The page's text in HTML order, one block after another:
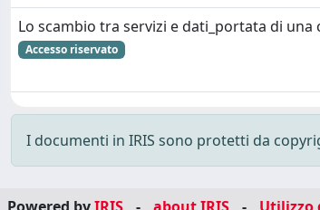
Lo scambio tra servizi e dati_portata di
Accesso riservato
I documenti in IRIS sono protetti da